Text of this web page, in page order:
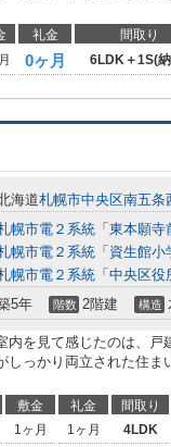
礼金 間取り
0ヶ月 6LDK＋1S(
海道札幌市中央区南五条
幌市電２系統 「 東本願寺
幌市電２系統 「 資生館小
幌市電２系統 「 中央区役
5年 階数 2階建 構造
内を見て感じたのは、戸
しっかり両立された住
敷金 礼金 間取り
1ヶ月 1ヶ月 4LDK